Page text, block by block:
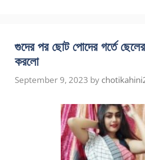
গুদের পর ছোট পোদের গর্তে
করলো
September 9, 2023 by